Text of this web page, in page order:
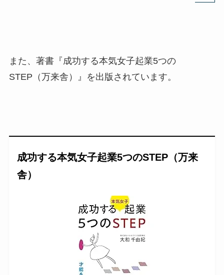
また、著書『成功する本気女子起業5つの
STEP（万来舎）』を出版されています。
成功する本気女子起業5つのSTEP（万来
舎）